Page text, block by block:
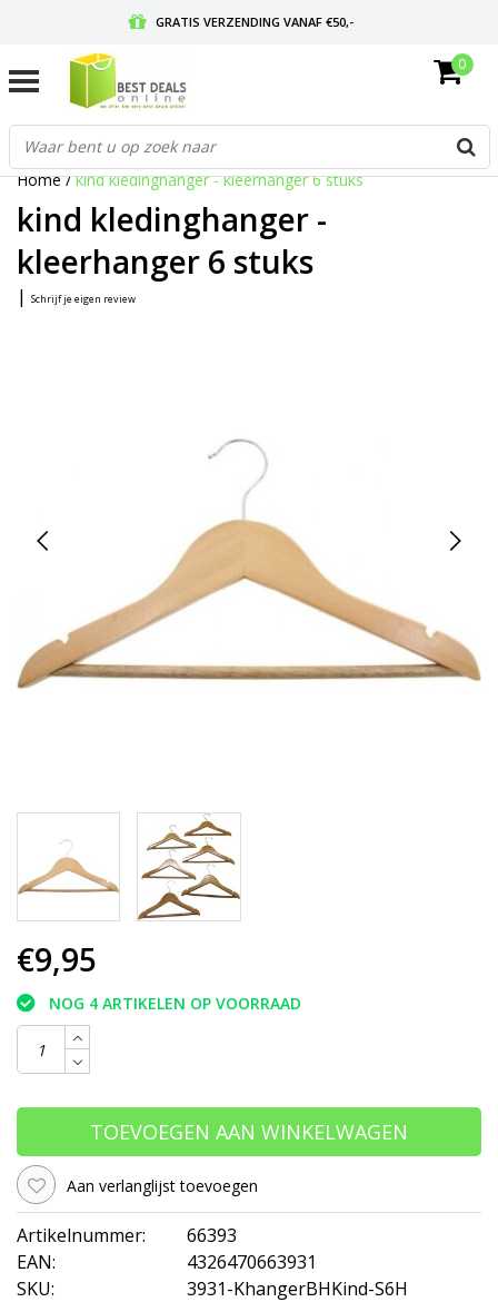
GRATIS VERZENDING VANAF €50,-
GRATIS RETOURNEREN EN 30 DAGEN BEDENKTIJD
0
Home/kind kledinghanger - kleerhanger 6 stuks
kind kledinghanger -
kleerhanger 6 stuks
| Schrijf je eigen review
€9,95
NOG 4 ARTIKELEN OP VOORRAAD
TOEVOEGEN AAN WINKELWAGEN
Aan verlanglijst toevoegen
Artikelnummer:
66393
EAN:
4326470663931
SKU:
3931-KhangerBHKind-S6H